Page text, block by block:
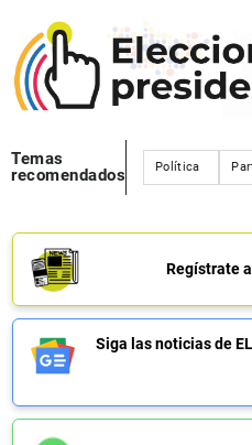
Temas
recomendados
Política
Regístrate
Siga las noticias de